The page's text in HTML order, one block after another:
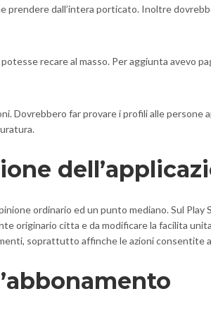
prendere dall’intera porticato. Inoltre
recare al masso. Per aggiunta avevo
Dovrebbero far provare i profili alle persone
ordinario ed un punto mediano. Sul
originario citta e da modificare la facilita
soprattutto affinche le azioni